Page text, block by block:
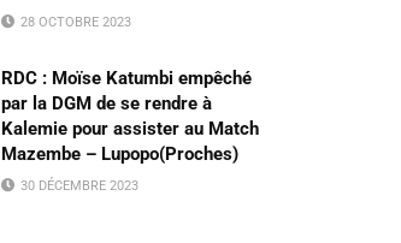
28 OCTOBRE 2023
RDC : Moïse Katumbi empêché
par la DGM de se rendre à
Kalemie pour assister au Match
Mazembe – Lupopo(Proches)
30 DÉCEMBRE 2023